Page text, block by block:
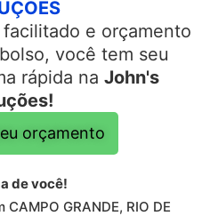
e orçamento
você tem seu
rápida na John's
orçamento
de você!
GRANDE, RIO DE